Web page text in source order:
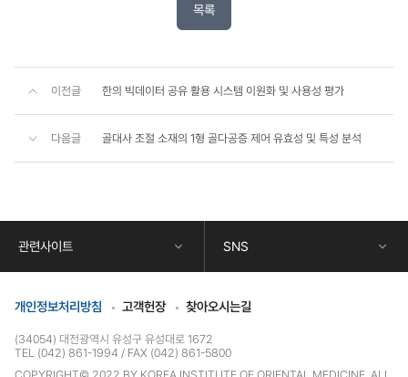
목록
이전글 한의 빅데이터 공유 활용 시스템 이원화 및 사용성 평가
다음글 골대사 조절 소재의 1형 골다공증 제어 유효성 및 특성 분석
하
단
정
보
관련사이트 SNS
개인정보처리방침 고객헌장 찾아오시는길
(34054) 대전광역시 유성구 유성대로 1672
TEL (042) 861-1994
FAX (042) 861-5800